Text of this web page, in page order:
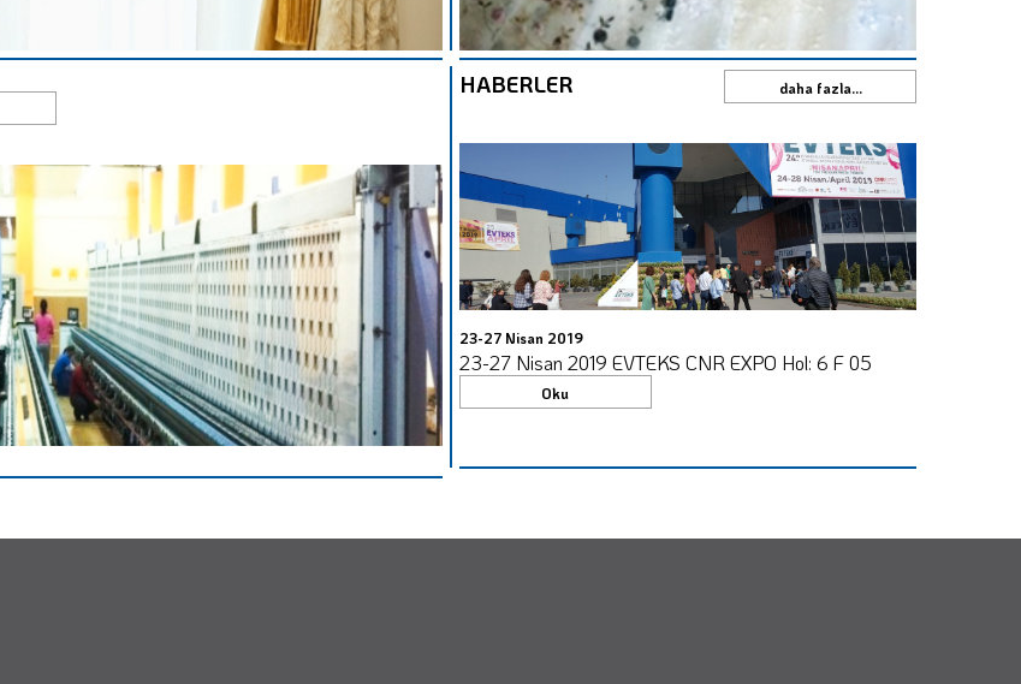
HABERLER daha fazla...
LALELİ ŞUBE
LALELİ ŞUBEMİZ YENİ ADRESİNDE HİZMETE
BAŞLAMIŞTIR.
Oku
23-27 Nisan 2019
23-27 Nisan 2019 EVTEKS CNR EXPO Hol: 6 F 05
Oku